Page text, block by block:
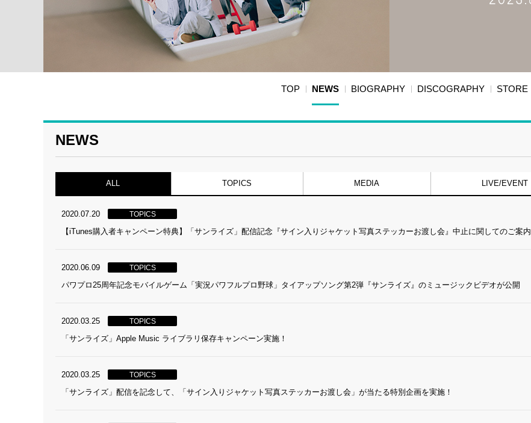
TOP NEWS BIOGRAPHY DISCOGRAPHY STORE
NEWS
ALL TOPICS MEDIA LIVE/EVENT
2020.07.20 TOPICS
【iTunes購入者キャンペーン特典】「サンライズ」配信記念『サイン入りジャケット写真ステッカーお渡し会』中止に関してのご案内
2020.06.09 TOPICS
パワプロ25周年記念モバイルゲーム「実況パワフルプロ野球」タイアップソング第2弾『サンライズ』のミュージックビデオが公開
2020.03.25 TOPICS
「サンライズ」Apple Music ライブラリ保存キャンペーン実施！
2020.03.25 TOPICS
「サンライズ」配信を記念して、「サイン入りジャケット写真ステッカーお渡し会」が当たる特別企画を実施！